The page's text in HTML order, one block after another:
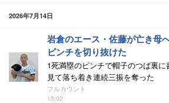
2026年7月14日
岩倉のエース・佐藤が亡き母
ピンチを切り抜けた
1死満塁のピンチで帽子のつば裏
見て落ち着き連続三振を奪った
フルカウント
15:02